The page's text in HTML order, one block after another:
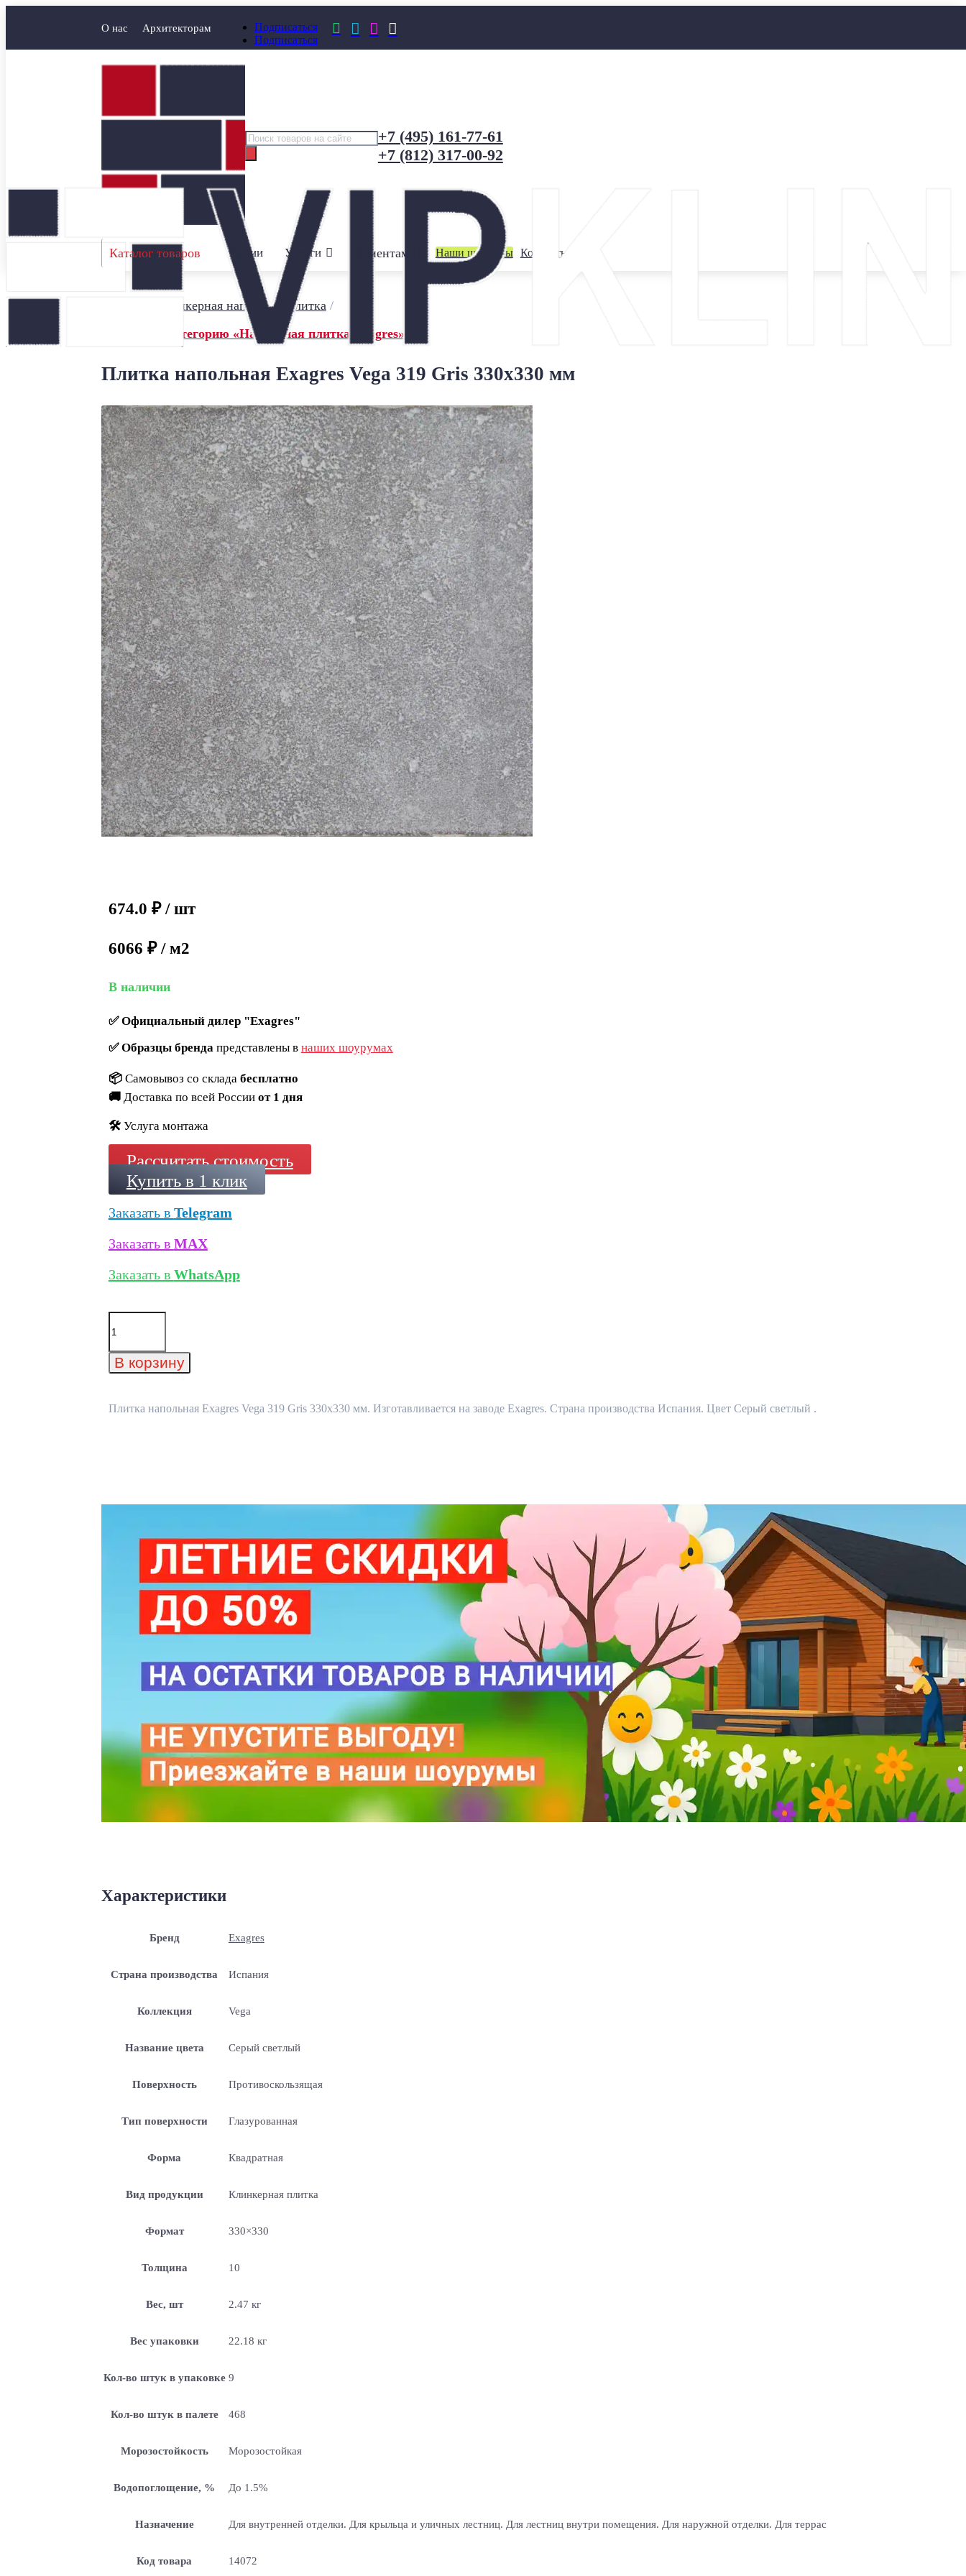
О нас Архитекторам
Подписаться
Подписаться
   
Поиск
товаров
+7 (495) 161-77-61
+7 (812) 317-00-92
Каталог товаров Акции Услуги Клиентам Наши шоурумы Контакты
Клинкерная напольная плитка/
← Назад в категорию «Напольная плитка Exagres»
Плитка напольная Exagres Vega 319 Gris 330х330 мм
674.0 ₽ / шт
6066 ₽ / м2
В наличии
✅Официальный дилер "Exagres"
✅Образцы брендапредставлены в наших шоурумах
📦 Самовывоз со склада бесплатно
🚚 Доставка по всей России от 1 дня
🛠️ Услуга монтажа
Рассчитать стоимость
Купить в 1 клик
Заказать в Telegram
Заказать в MAX
Заказать в WhatsApp
Количество
товара
напольная
Exagres
Gris
В корзину
Плитка напольная Exagres Vega 319 Gris 330х330 мм. Изготавливается на заводе Exagres. Страна производства Испания. Цвет Серый светлый .
Характеристики
Бренд Exagres
Страна производства Испания
Коллекция Vega
Название цвета Серый светлый
Поверхность Противоскользящая
Тип поверхности Глазурованная
Форма Квадратная
Вид продукции Клинкерная плитка
Формат 330×330
Толщина 10
Вес, шт 2.47 кг
Вес упаковки 22.18 кг
Кол-во штук в упаковке 9
Кол-во штук в палете 468
Морозостойкость Морозостойкая
Водопоглощение, % До 1.5%
Назначение Для внутренней отделки. Для крыльца и уличных лестниц. Для лестниц внутри помещения. Для наружной отделки. Для террас
Код товара 14072